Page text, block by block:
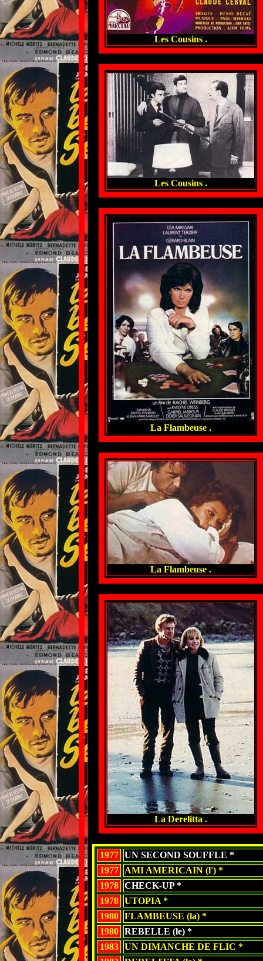
Les Cousins .
Les Cousins .
La Flambeuse .
La Flambeuse .
La Derelitta .
1977
UN SECOND SOUFFLE *
1977
AMI AMERICAIN (l') *
1978
CHECK-UP *
1978
UTOPIA *
1980
FLAMBEUSE (la) *
1980
REBELLE (le) *
1983
UN DIMANCHE DE FLIC *